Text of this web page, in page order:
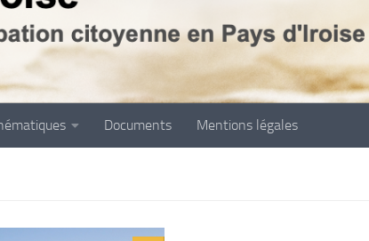
Documents Mentions légales